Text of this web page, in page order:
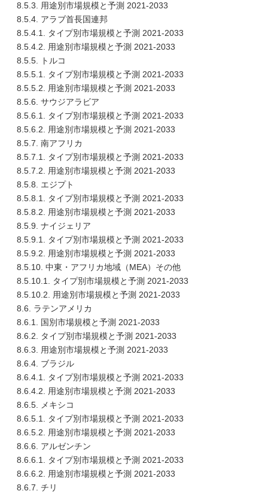
8.5.3. 用途別市場規模と予測 2021-2033
8.5.4. アラブ首長国連邦
8.5.4.1. タイプ別市場規模と予測 2021-2033
8.5.4.2. 用途別市場規模と予測 2021-2033
8.5.5. トルコ
8.5.5.1. タイプ別市場規模と予測 2021-2033
8.5.5.2. 用途別市場規模と予測 2021-2033
8.5.6. サウジアラビア
8.5.6.1. タイプ別市場規模と予測 2021-2033
8.5.6.2. 用途別市場規模と予測 2021-2033
8.5.7. 南アフリカ
8.5.7.1. タイプ別市場規模と予測 2021-2033
8.5.7.2. 用途別市場規模と予測 2021-2033
8.5.8. エジプト
8.5.8.1. タイプ別市場規模と予測 2021-2033
8.5.8.2. 用途別市場規模と予測 2021-2033
8.5.9. ナイジェリア
8.5.9.1. タイプ別市場規模と予測 2021-2033
8.5.9.2. 用途別市場規模と予測 2021-2033
8.5.10. 中東・アフリカ地域（MEA）その他
8.5.10.1. タイプ別市場規模と予測 2021-2033
8.5.10.2. 用途別市場規模と予測 2021-2033
8.6. ラテンアメリカ
8.6.1. 国別市場規模と予測 2021-2033
8.6.2. タイプ別市場規模と予測 2021-2033
8.6.3. 用途別市場規模と予測 2021-2033
8.6.4. ブラジル
8.6.4.1. タイプ別市場規模と予測 2021-2033
8.6.4.2. 用途別市場規模と予測 2021-2033
8.6.5. メキシコ
8.6.5.1. タイプ別市場規模と予測 2021-2033
8.6.5.2. 用途別市場規模と予測 2021-2033
8.6.6. アルゼンチン
8.6.6.1. タイプ別市場規模と予測 2021-2033
8.6.6.2. 用途別市場規模と予測 2021-2033
8.6.7. チリ